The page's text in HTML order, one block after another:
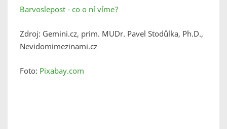
Barvoslepost - co o ní víme?
Zdroj: Gemini.cz, prim. MUDr. Pavel Stodůlka, Ph.D.,
Nevidomimezinami.cz
Foto: Pixabay.com